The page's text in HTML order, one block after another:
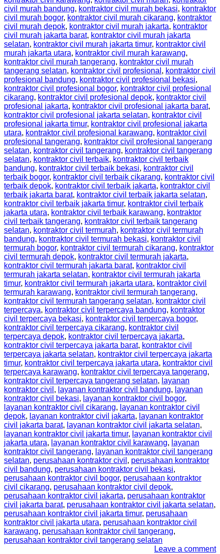
civil murah bandung, kontraktor civil murah bekasi, kontraktor
civil murah bogor, kontraktor civil murah cikarang, kontraktor
civil murah depok, kontraktor civil murah jakarta, kontraktor
civil murah jakarta barat, kontraktor civil murah jakarta
selatan, kontraktor civil murah jakarta timur, kontraktor civil
murah jakarta utara, kontraktor civil murah karawang,
kontraktor civil murah tangerang, kontraktor civil murah
tangerang selatan, kontraktor civil profesional , kontraktor civil
profesional bandung, kontraktor civil profesional bekasi,
kontraktor civil profesional bogor, kontraktor civil profesional
cikarang, kontraktor civil profesional depok, kontraktor civil
profesional jakarta, kontraktor civil profesional jakarta barat,
kontraktor civil profesional jakarta selatan, kontraktor civil
profesional jakarta timur, kontraktor civil profesional jakarta
utara, kontraktor civil profesional karawang, kontraktor civil
profesional tangerang, kontraktor civil profesional tangerang
selatan, kontraktor civil tangerang, kontraktor civil tangerang
selatan, kontraktor civil terbaik, kontraktor civil terbaik
bandung, kontraktor civil terbaik bekasi, kontraktor civil
terbaik bogor, kontraktor civil terbaik cikarang, kontraktor civil
terbaik depok, kontraktor civil terbaik jakarta, kontraktor civil
terbaik jakarta barat, kontraktor civil terbaik jakarta selatan,
kontraktor civil terbaik jakarta timur, kontraktor civil terbaik
jakarta utara, kontraktor civil terbaik karawang, kontraktor
civil terbaik tangerang, kontraktor civil terbaik tangerang
selatan, kontraktor civil termurah, kontraktor civil termurah
bandung, kontraktor civil termurah bekasi, kontraktor civil
termurah bogor, kontraktor civil termurah cikarang, kontraktor
civil termurah depok, kontraktor civil termurah jakarta,
kontraktor civil termurah jakarta barat, kontraktor civil
termurah jakarta selatan, kontraktor civil termurah jakarta
timur, kontraktor civil termurah jakarta utara, kontraktor civil
termurah karawang, kontraktor civil termurah tangerang,
kontraktor civil termurah tangerang selatan, kontraktor civil
terpercaya, kontraktor civil terpercaya bandung, kontraktor
civil terpercaya bekasi, kontraktor civil terpercaya bogor,
kontraktor civil terpercaya cikarang, kontraktor civil
terpercaya depok, kontraktor civil terpercaya jakarta,
kontraktor civil terpercaya jakarta barat, kontraktor civil
terpercaya jakarta selatan, kontraktor civil terpercaya jakarta
timur, kontraktor civil terpercaya jakarta utara, kontraktor civil
terpercaya karawang, kontraktor civil terpercaya tangerang,
kontraktor civil terpercaya tangerang selatan, layanan
kontraktor civil , layanan kontraktor civil bandung, layanan
kontraktor civil bekasi, layanan kontraktor civil bogor,
layanan kontraktor civil cikarang, layanan kontraktor civil
depok, layanan kontraktor civil jakarta, layanan kontraktor
civil jakarta barat, layanan kontraktor civil jakarta selatan,
layanan kontraktor civil jakarta timur, layanan kontraktor civil
jakarta utara, layanan kontraktor civil karawang, layanan
kontraktor civil tangerang, layanan kontraktor civil tangerang
selatan, perusahaan kontraktor civil , perusahaan kontraktor
civil bandung, perusahaan kontraktor civil bekasi,
perusahaan kontraktor civil bogor, perusahaan kontraktor
civil cikarang, perusahaan kontraktor civil depok,
perusahaan kontraktor civil jakarta, perusahaan kontraktor
civil jakarta barat, perusahaan kontraktor civil jakarta selatan,
perusahaan kontraktor civil jakarta timur, perusahaan
kontraktor civil jakarta utara, perusahaan kontraktor civil
karawang, perusahaan kontraktor civil tangerang,
perusahaan kontraktor civil tangerang selatan
Leave a comment